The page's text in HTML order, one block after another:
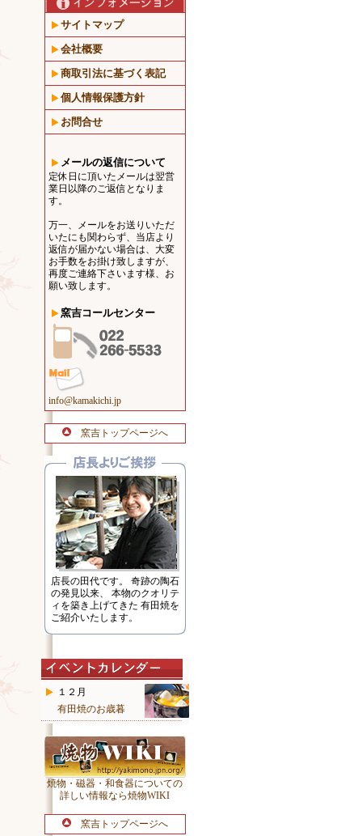
サイトマップ
会社概要
商取引法に基づく表記
個人情報保護方針
お問合せ
メールの返信について
定休日に頂いたメールは翌営
業日以降のご返信となりま
す。
万一、メールをお送りいただ
いたにも関わらず、当店より
返信が届かない場合は、大変
お手数をお掛け致しますが、
再度ご連絡下さいます様、お
願い致します。
窯吉コールセンター
info@kamakichi.jp
窯吉トップページへ
店長の田代です。 奇跡の陶石
の発見以来、 本物のクオリテ
ィを築き上げてきた 有田焼を
ご紹介いたします。
１２月
有田焼のお歳暮
焼物・磁器・和食器についての
詳しい情報なら焼物WIKI
窯吉トップページへ